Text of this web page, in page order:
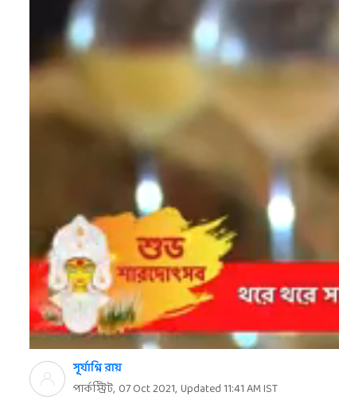
সূর্যাগ্নি রায়
পার্কস্ট্রিট, 07 Oct 2021, Updated11:41 AMIST